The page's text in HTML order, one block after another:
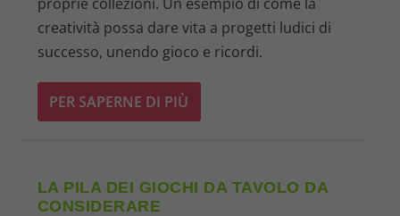
creatività possa dare vita a progetti ludici di
successo, unendo gioco e ricordi.
PER SAPERNE DI PIÙ
LA PILA DEI GIOCHI DA TAVOLO DA
CONSIDERARE